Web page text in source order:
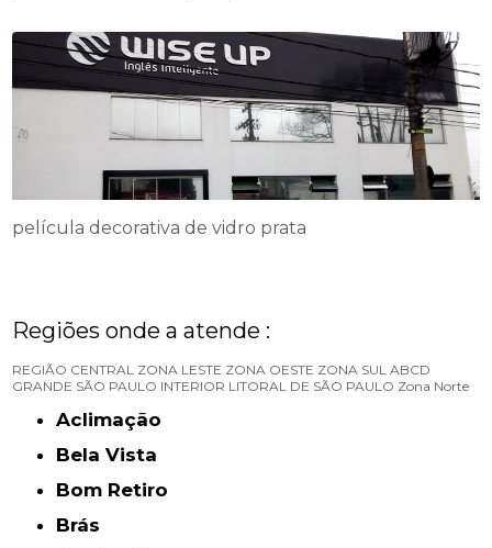
película decorativa de vidro prata
Regiões onde a atende :
REGIÃO CENTRAL ZONA LESTE ZONA OESTE ZONA SUL ABCD
GRANDE SÃO PAULO INTERIOR LITORAL DE SÃO PAULO Zona Norte
Aclimação
Bela Vista
Bom Retiro
Brás